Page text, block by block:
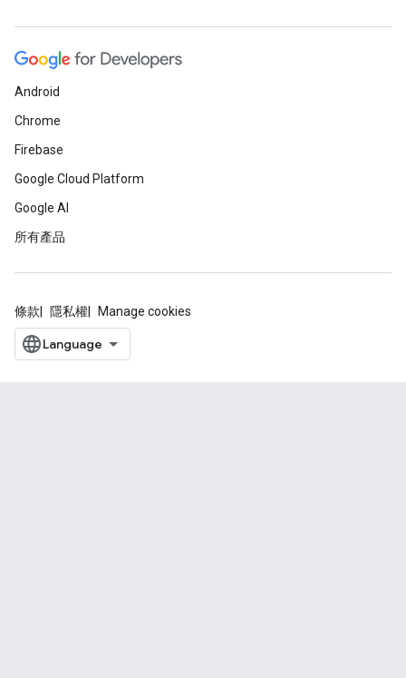
Android
Chrome
Firebase
Google Cloud Platform
Google AI
所有產品
條款 隱私權 Manage cookies